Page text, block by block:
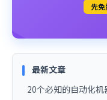
先
最新文章
20个必知的自动化机